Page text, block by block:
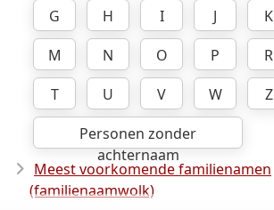
G
H I J K
M
N O P R
T
U V W
Z
Personen zonder
achternaam
Meest voorkomende familienamen
(familienaamwolk)